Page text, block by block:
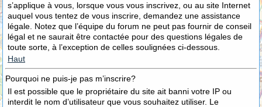
s’applique à vous, lorsque vous vous inscrivez, ou au site Internet
auquel vous tentez de vous inscrire, demandez une assistance
légale. Notez que l’équipe du forum ne peut pas fournir de conseil
légal et ne saurait être contactée pour des questions légales de
toute sorte, à l’exception de celles soulignées ci-dessous.
Haut
Pourquoi ne puis-je pas m’inscrire?
Il est possible que le propriétaire du site ait banni votre IP ou
interdit le nom d’utilisateur que vous souhaitez utiliser. Le